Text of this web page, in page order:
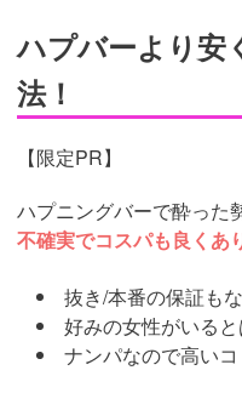
ハプバーより安
法！
【限定PR】
ハプニングバーで酔った
不確実でコスパも良くあ
抜き/本番の保証も
好みの女性がいる
ナンパなので高い